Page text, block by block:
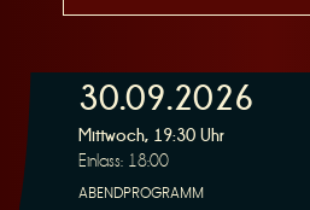
R
30.09.2026
Mittwoch, 19:30 Uhr
Einlass: 18:00
ABENDPROGRAMM